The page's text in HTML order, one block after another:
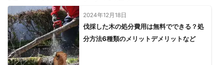
2024年12月18日
伐採した木の処分費用は無料でできる？処
分方法6種類のメリットデメリットなど